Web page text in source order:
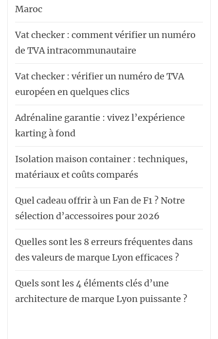
Maroc
Vat checker : comment vérifier un numéro
de TVA intracommunautaire
Vat checker : vérifier un numéro de TVA
européen en quelques clics
Adrénaline garantie : vivez l’expérience
karting à fond
Isolation maison container : techniques,
matériaux et coûts comparés
Quel cadeau offrir à un Fan de F1 ? Notre
sélection d’accessoires pour 2026
Quelles sont les 8 erreurs fréquentes dans
des valeurs de marque Lyon efficaces ?
Quels sont les 4 éléments clés d’une
architecture de marque Lyon puissante ?